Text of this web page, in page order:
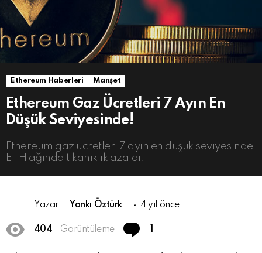
Ethereum Haberleri Manşet
Ethereum Gaz Ücretleri 7 Ayın En
Düşük Seviyesinde!
Ethereum gaz ücretleri 7 ayın en düşük seviyesinde.
ETH ağında tıkanıklık azaldı.
Yazar: Yankı Öztürk 4 yıl önce
404 Görüntüleme